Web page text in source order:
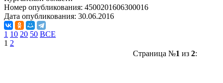
Номер опубликования: 4500201606300016
Дата опубликования: 30.06.2016
1 10 20 50 ВСЕ
1 2
Страница №1 из 2: